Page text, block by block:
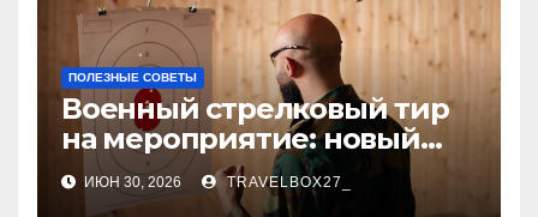
ПОЛЕЗНЫЕ СОВЕТЫ
Военный стрелковый тир
на мероприятие: новый
уровень праздника и
командного духа
ИЮН 30, 2026 TRAVELBOX27_